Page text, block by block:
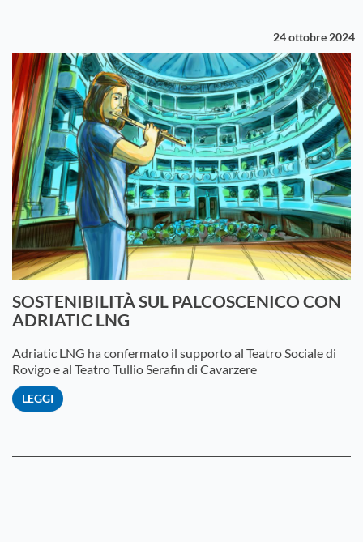
24 ottobre 2024
SOSTENIBILITÀ SUL PALCOSCENICO CON
ADRIATIC LNG
Adriatic LNG ha confermato il supporto al Teatro Sociale di
Rovigo e al Teatro Tullio Serafin di Cavarzere
LEGGI